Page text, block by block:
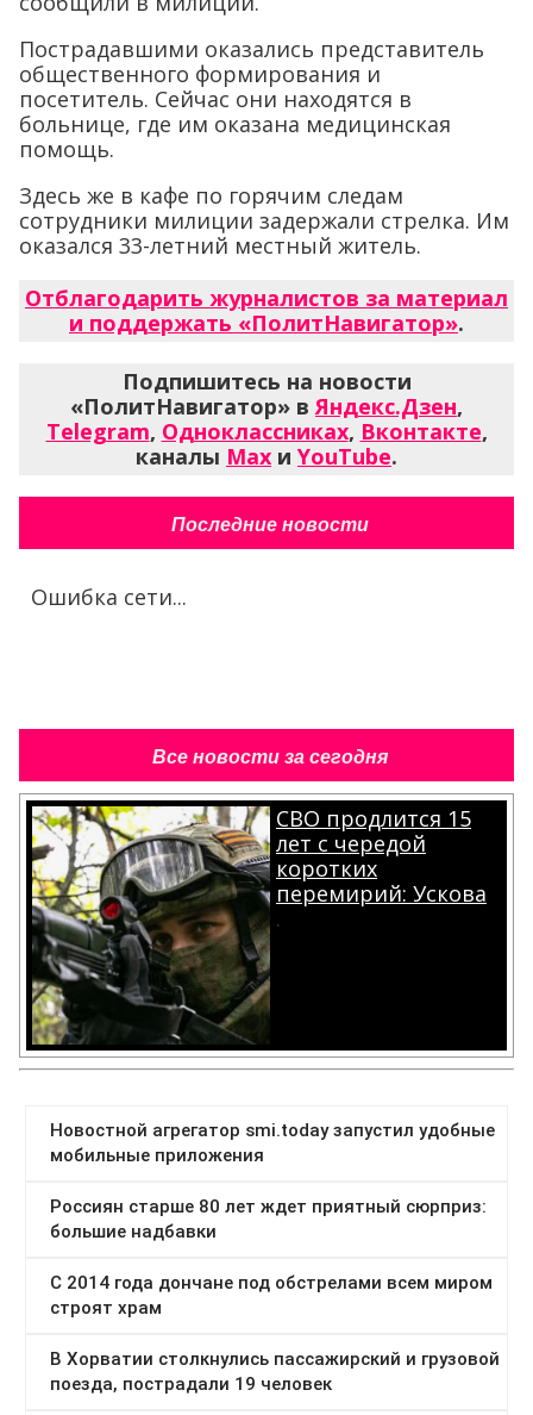
Пострадавшими оказались представитель
общественного формирования и
посетитель. Сейчас они находятся в
больнице, где им оказана медицинская
помощь.
Здесь же в кафе по горячим следам
сотрудники милиции задержали стрелка. Им
оказался 33-летний местный житель.
Отблагодарить журналистов за материал
и поддержать «ПолитНавигатор».
Подпишитесь на новости
«ПолитНавигатор» вЯндекс.Дзен,
Telegram, Одноклассниках, Вконтакте,
каналы Max и YouTube.
Последние новости
Ошибка сети...
Все новости за сегодня
СВО продлится 15
лет с чередой
коротких
перемирий: Ускова
.